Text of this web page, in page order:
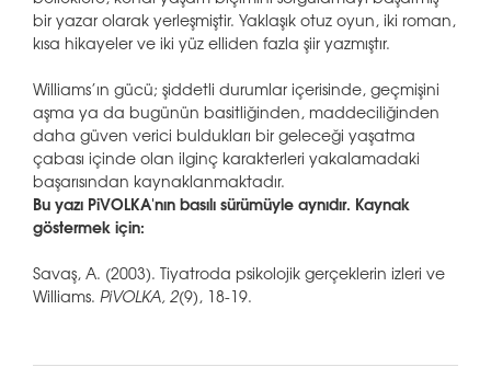
bir yazar olarak yerleşmiştir. Yaklaşık otuz oyun, iki roman,
kısa hikayeler ve iki yüz elliden fazla şiir yazmıştır.
Williams’ın gücü; şiddetli durumlar içerisinde, geçmişini
aşma ya da bugünün basitliğinden, maddeciliğinden
daha güven verici buldukları bir geleceği yaşatma
çabası içinde olan ilginç karakterleri yakalamadaki
başarısından kaynaklanmaktadır.
Bu yazı PiVOLKA'nın basılı sürümüyle aynıdır. Kaynak
göstermek için:
Savaş, A. (2003). Tiyatroda psikolojik gerçeklerin izleri ve
Williams. PiVOLKA, 2(9), 18-19.